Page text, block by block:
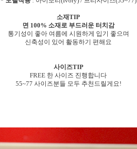
소재TIP
면 100% 소재로 부드러운 터치감
통기성이 좋아 여름에 시원하게 입기 좋으며
신축성이 있어 활동하기 편해요
사이즈TIP
FREE 한 사이즈 진행합니다
55~77 사이즈분들 모두 추천드릴게요!